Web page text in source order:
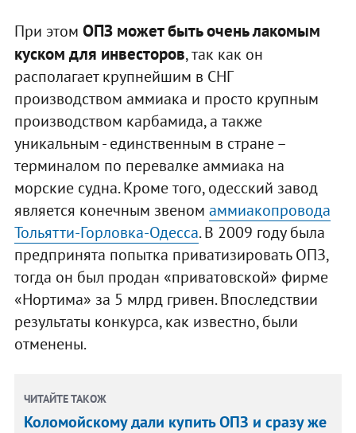
При этом ОПЗ может быть очень лакомым
куском для инвесторов, так как он
располагает крупнейшим в СНГ
производством аммиака и просто крупным
производством карбамида, а также
уникальным - единственным в стране –
терминалом по перевалке аммиака на
морские судна. Кроме того, одесский завод
является конечным звеном аммиакопровода
Тольятти-Горловка-Одесса. В 2009 году была
предпринята попытка приватизировать ОПЗ,
тогда он был продан «приватовской» фирме
«Нортима» за 5 млрд гривен. Впоследствии
результаты конкурса, как известно, были
отменены.
ЧИТАЙТЕ ТАКОЖ
Коломойскому дали купить ОПЗ и сразу же